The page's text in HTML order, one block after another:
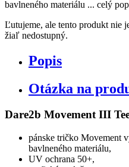
bavlneného materiálu ... celý
Ľutujeme, ale tento produkt nie
žiaľ nedostupný.
Popis
Otázka na
Dare2b Movement III
pánske tričko Movement
bavlneného materiálu,
UV ochrana 50+,